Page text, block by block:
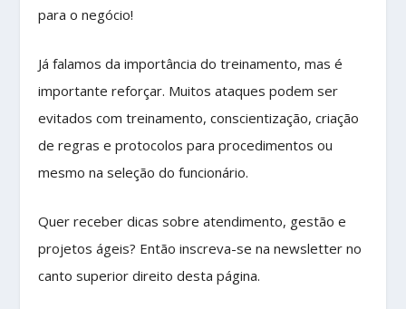
para o negócio!
Já falamos da importância do treinamento, mas é
importante reforçar. Muitos ataques podem ser
evitados com treinamento, conscientização, criação
de regras e protocolos para procedimentos ou
mesmo na seleção do funcionário.
Quer receber dicas sobre atendimento, gestão e
projetos ágeis? Então inscreva-se na newsletter no
canto superior direito desta página.